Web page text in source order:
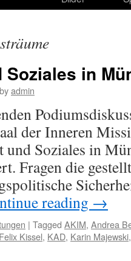
in
byadmin
der Inneren
und Soziales in
Fragen die
reading →
| Tagged AKIM, Andrea
Felix Kissel, KAD, Karin Majewski